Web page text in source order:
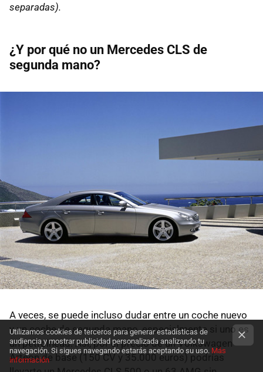
separadas).
¿Y por qué no un Mercedes CLS de
segunda mano?
A veces, se puede incluso dudar entre un coche nuevo
y un coche de segunda mano, especialmente si uno es
un petrolhead. Así, por el precio de un Volkswagen
Arteon de base (150 CV y 35.000 euros) podrías
Utilizamos cookies de terceros para generar estadísticas de
audiencia y mostrar publicidad personalizada analizando tu
navegación. Si sigues navegando estarás aceptando su uso. Más
información